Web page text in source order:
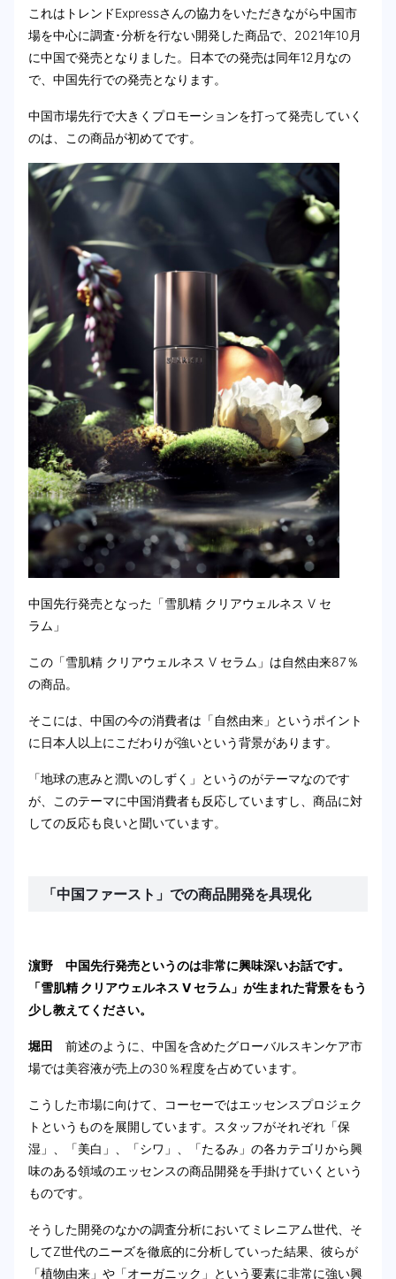
これはトレンドExpressさんの協力をいただきながら中国市
場を中心に調査･分析を行ない開発した商品で、2021年10月
に中国で発売となりました。日本での発売は同年12月なの
で、中国先行での発売となります。
中国市場先行で大きくプロモーションを打って発売していく
のは、この商品が初めてです。
中国先行発売となった「雪肌精 クリアウェルネス V セ
ラム」
この「雪肌精 クリアウェルネス V セラム」は自然由来87％
の商品。
そこには、中国の今の消費者は「自然由来」というポイント
に日本人以上にこだわりが強いという背景があります。
「地球の恵みと潤いのしずく」というのがテーマなのです
が、このテーマに中国消費者も反応していますし、商品に対
しての反応も良いと聞いています。
「中国ファースト」での商品開発を具現化
濵野 中国先行発売というのは非常に興味深いお話です。
「雪肌精 クリアウェルネス V セラム」が生まれた背景をもう
少し教えてください。
堀田 前述のように、中国を含めたグローバルスキンケア市
場では美容液が売上の30％程度を占めています。
こうした市場に向けて、コーセーではエッセンスプロジェク
トというものを展開しています。スタッフがそれぞれ「保
湿」、「美白」、「シワ」、「たるみ」の各カテゴリから興
味のある領域のエッセンスの商品開発を手掛けていくという
ものです。
そうした開発のなかの調査分析においてミレニアム世代、そ
してZ世代のニーズを徹底的に分析していった結果、彼らが
「植物由来」や「オーガニック」という要素に非常に強い興